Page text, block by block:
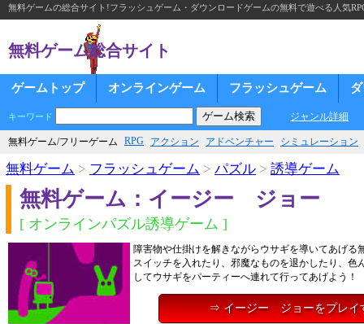
無料ゲームの総合サイト!フラッシュゲーム・ダウンロードゲームの無料で遊べる人気
無料ゲーム総合サイト
ゲームトップ オンラインゲーム フラッシュゲーム
キーワード ジャンル詳細
無料ゲーム/フリーゲーム RPG アクション アドベンチャー シミュレーション
無料ゲーム > フラッシュゲーム > パズル > 誘導ゲーム
無料ゲーム：イージー ジョー
[ オンラインパズル誘導ゲーム ]
障害物や仕掛けを解きながらウサギを導いてあげる
スイッチを入れたり、邪魔なものを退かしたり、色
してウサギをパーティーへ連れて行ってあげよう！
⇒ イージー ジョーをプレイ